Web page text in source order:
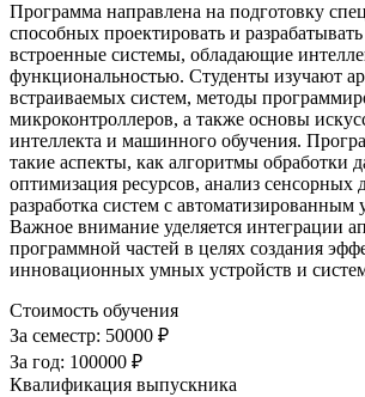
Программа направлена на подготовку
способных проектировать и
встроенные системы, обладающие
функциональностью. Студенты изучают
встраиваемых систем, методы
микроконтроллеров, а также основы
интеллекта и машинного обучения.
такие аспекты, как алгоритмы обработки
оптимизация ресурсов, анализ сенсорных
разработка систем с автоматизированным
Важное внимание уделяется интеграции
программной частей в целях создания
инновационных умных устройств и
Стоимость обучения
За семестр: 50000 ₽
За год: 100000 ₽
Квалификация выпускника